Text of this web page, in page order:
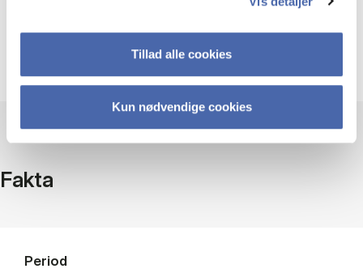
Tillad alle cookies
Kun nødvendige cookies
Fakta
Period